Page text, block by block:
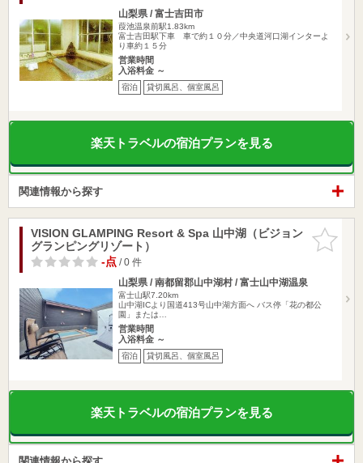
山梨県 / 富士吉田市
葭池温泉前駅1.83km
富士吉田駅下車 車で約１０分／中央道河口湖インターよ
り車約１５分
営業時間
入浴料金 ～
宿泊 貸切風呂、個室風呂
楽天トラベルの宿泊プランを見る
関連情報から探す
お気に入
りに追加
VISION GLAMPING Resort & Spa 山中湖（ビジョン
グランピングリゾート）
-点/ 0 件
山梨県 / 南都留郡山中湖村 / 富士山中湖温泉
富士山駅7.20km
山中湖ICより国道413号山中湖方面へ バス停「花の都公
園」または…
営業時間
入浴料金 ～
宿泊 貸切風呂、個室風呂
楽天トラベルの宿泊プランを見る